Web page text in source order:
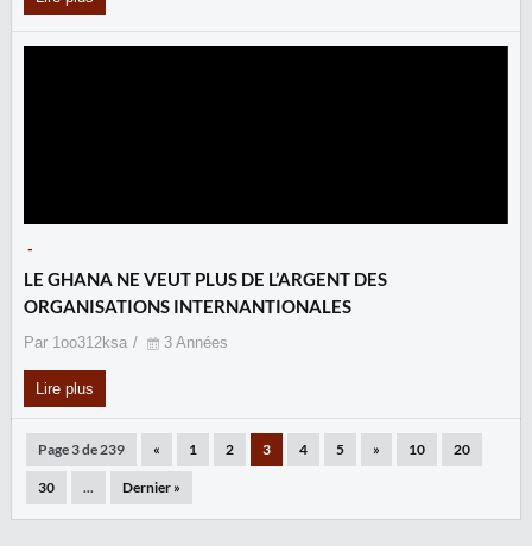
-
LE GHANA NE VEUT PLUS DE L’ARGENT DES
ORGANISATIONS INTERNANTIONALES
Par 1oo312ksa 3 Années
Lire plus
Page 3 de 239 « 1 2 3 4 5 » 10 20
30 ... Dernier »